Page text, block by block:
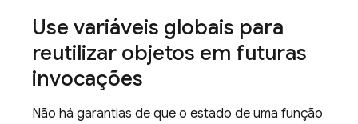
Use variáveis globais para
reutilizar objetos em futuras
invocações
Não há garantias de que o estado de uma função